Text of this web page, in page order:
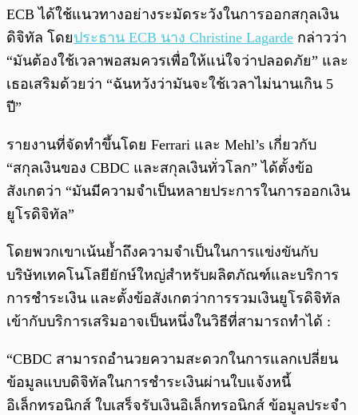
ECB ได้ใช้แนวทางอย่างระมัดระวังในการออกสกุลเงิน
ดิจิทัล โดยประธาน ECB นาง Christine Lagarde กล่าวว่า
“มันต้องใช้เวลาพอสมควรเพื่อให้แน่ใจว่าปลอดภัย” และ
เธอเสริมด้วยว่า “ฉันหวังว่ามันจะใช้เวลาไม่นานเกิน 5
ปี”
รายงานที่จัดทำขึ้นโดย Ferrari และ Mehl’s เกี่ยวกับ
“สกุลเงินของ CBDC และสกุลเงินทั่วโลก” ได้ตั้งข้อ
สังเกตว่า “มันมีความจำเป็นหลายประการในการออกเงิน
ยูโรดิจิทัล”
โดยพวกเขาเน้นย้ำถึงความจำเป็นในการแข่งขันกับ
บริษัทเทคโนโลยียักษ์ใหญ่สำหรับผลิตภัณฑ์และบริการ
การชำระเงิน และตั้งข้อสังเกตว่าการรวมเงินยูโรดิจิทัล
เข้ากับบริการเสริมอาจเป็นหนึ่งในวิธีที่สามารถทำได้ :
“CBDC สามารถอำนวยความสะดวกในการแลกเปลี่ยน
ข้อมูลแบบดิจิทัลในการชำระเงินผ่านใบแจ้งหนี้
อิเล็กทรอนิกส์ ใบเสร็จรับเงินอิเล็กทรอนิกส์ ข้อมูลประจำ